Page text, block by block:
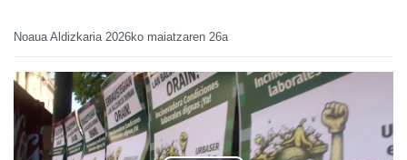
Noaua Aldizkaria 2026ko maiatzaren 26a